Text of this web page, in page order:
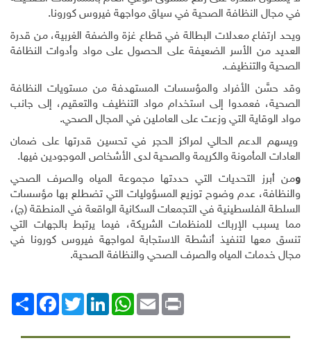
في مجال النظافة الصحية في سياق مواجهة فيروس كورونا.
ويحد ارتفاع معدلات البطالة في قطاع غزة والضفة الغربية، من قدرة
العديد من الأسر الضعيفة على الحصول على مواد وأدوات النظافة
الصحية والتنظيف.
وقد حسَّن الأفراد والمؤسسات المستهدفة من مستويات النظافة
الصحية، فعمدوا إلى استخدام مواد التنظيف والتعقيم، إلى جانب
مواد الوقاية التي وزعت على العاملين في المجال الصحي.
ويسهم الدعم الحالي لمراكز الحجر في تحسين قدرتها على ضمان
العادات المأمونة والكريمة والصحية لدى الأشخاص الموجودين فيها.
ومن أبرز التحديات التي حددتها مجموعة المياه والصرف الصحي
والنظافة، عدم وضوح توزيع المسؤوليات التي تضطلع بها مؤسسات
السلطة الفلسطينية في التجمعات السكانية الواقعة في المنطقة (ج)،
مما يسبب الإرباك للمنظمات الشريكة، فيما يرتبط بالجهات التي
تنسق معها لتنفيذ أنشطة الاستجابة لمواجهة فيروس كورونا في
مجال خدمات المياه والصرف الصحي والنظافة الصحية.
انشر
FacebookTwitterLinkedIn
WhatsAppEmail Print